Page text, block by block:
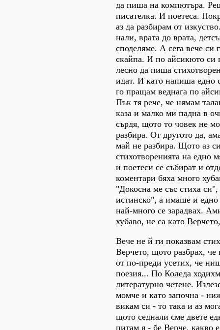
да пиша на компютъра.
писателка. И поетеса.
аз да разбирам от
нали, врата до врата,
споделяме. А сега вече си
скайпа. И по айсикюто
лесно да пиша
идат. И като напиша едно
го пращам веднага по
Пък тя рече, че нямам
каза и малко ми падна в
сърдя, щото то човек не
разбира. От другото да,
май не разбира. Щото аз
стихотворенията на едно
и поетеси се събират и
коментари бяха много
"Докосна ме със стиха
истинско", а имаше и
най-много се зарадвах.
хубаво, не са като
Вече не й ги показвам
Верчето, щото разбрах,
от по-преди усетих, че
поезия... По Коледа
литературно четене.
момче и като започна -
викам си - то така и аз
щото седнали сме двете
питам я - бе Верче, какво